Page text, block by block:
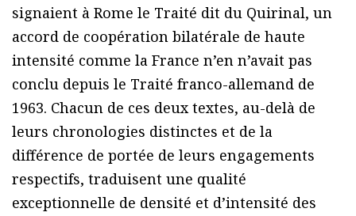
signaient à Rome le Traité dit du Quirinal, un
accord de coopération bilatérale de haute
intensité comme la France n’en n’avait pas
conclu depuis le Traité franco-allemand de
1963. Chacun de ces deux textes, au-delà de
leurs chronologies distinctes et de la
différence de portée de leurs engagements
respectifs, traduisent une qualité
exceptionnelle de densité et d’intensité des